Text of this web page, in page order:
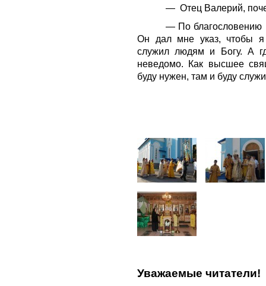
— Отец Валерий,
— По благословению
Он дал мне указ, чтобы
служил людям и Богу. А
неведомо. Как высшее
буду нужен, там и буду
Уважаемые читатели!